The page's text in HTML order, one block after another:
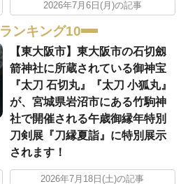
2026年7月6日(月)の記事
ランキング10
【東大阪市】東大阪市の石切劔
箭神社に所蔵されている御神宝
『太刀 石切丸』『太刀 小狐丸』
が、宮城県岩沼市にある竹駒神
社で開催される午歳御縁年特別
刀剣展『刀縁夏詣』に特別展示
されます！
2026年7月18日(土)の記事